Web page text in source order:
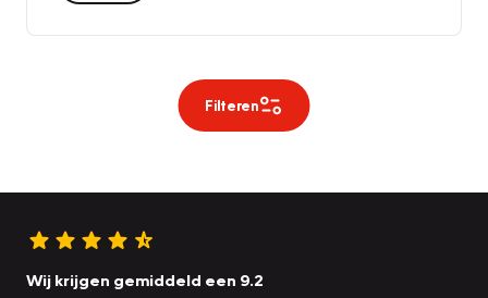
Filteren
Wij krijgen gemiddeld een 9.2